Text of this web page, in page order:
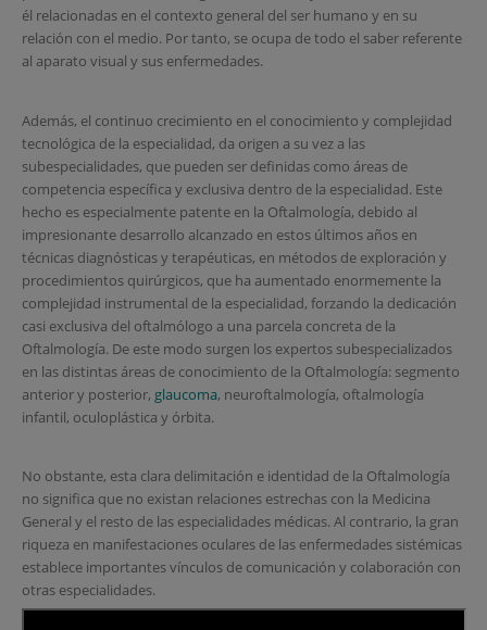
él relacionadas en el contexto general del ser humano y en su
relación con el medio. Por tanto, se ocupa de todo el saber referente
al aparato visual y sus enfermedades.
Además, el continuo crecimiento en el conocimiento y complejidad
tecnológica de la especialidad, da origen a su vez a las
subespecialidades, que pueden ser definidas como áreas de
competencia específica y exclusiva dentro de la especialidad. Este
hecho es especialmente patente en la Oftalmología, debido al
impresionante desarrollo alcanzado en estos últimos años en
técnicas diagnósticas y terapéuticas, en métodos de exploración y
procedimientos quirúrgicos, que ha aumentado enormemente la
complejidad instrumental de la especialidad, forzando la dedicación
casi exclusiva del oftalmólogo a una parcela concreta de la
Oftalmología. De este modo surgen los expertos subespecializados
en las distintas áreas de conocimiento de la Oftalmología: segmento
anterior y posterior, glaucoma, neuroftalmología, oftalmología
infantil, oculoplástica y órbita.
No obstante, esta clara delimitación e identidad de la Oftalmología
no significa que no existan relaciones estrechas con la Medicina
General y el resto de las especialidades médicas. Al contrario, la gran
riqueza en manifestaciones oculares de las enfermedades sistémicas
establece importantes vínculos de comunicación y colaboración con
otras especialidades.